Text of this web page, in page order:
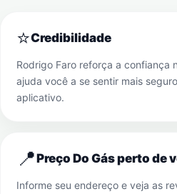
⭐Credibilidade
Rodrigo Faro reforça a confiança
ajuda você a se sentir mais
aplicativo.
📍Preço Do Gás perto de
Informe seu endereço e veja as